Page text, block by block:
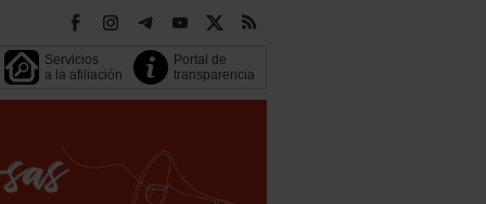
Servicios
a la afiliación
Portal de
transparencia